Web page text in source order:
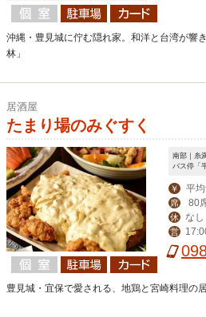
沖縄・豊見城に佇む隠れ家。和洋と台湾が響
林」
居酒屋
たまり場のみぐすく
南部｜糸
バス停「
￥ 平
席 80
休 なし
営
ク
豊見城・宜保で愛される、地鶏と宮崎料理の